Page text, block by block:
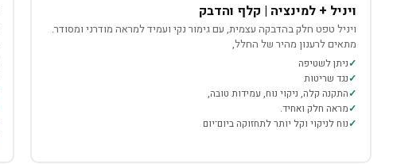
ויניל + למינציה | קלף והדבק
ויניל טפט חלק בהדבקה עצמית, עם גימור נקי ועמיד למראה מודרני ומסודר.
מתאים לרענון מהיר של החלל,
ניתן לשטיפה
נגד שריטות
התקנה קלה, ניקוי נוח, עמידות טובה,
מראה חלק ואחיד.
נוח לניקוי וקל יותר לתחזוקה ביום־יום